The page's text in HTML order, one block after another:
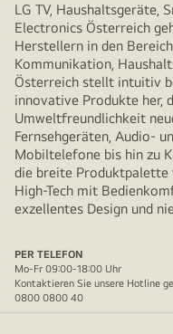
LG TV, Haushaltsgeräte,
Electronics Österreich
Herstellern in den
Kommunikation,
Österreich stellt intuitiv
innovative Produkte her,
Umweltfreundlichkeit
Fernsehgeräten, Audio-
Mobiltelefone bis hin zu
die breite Produktpalette
High-Tech mit
exzellentes Design und
PER TELEFON
Mo-Fr 09:00-18:00 Uhr
Kontaktieren Sie unsere Hotline
0800 0800 40